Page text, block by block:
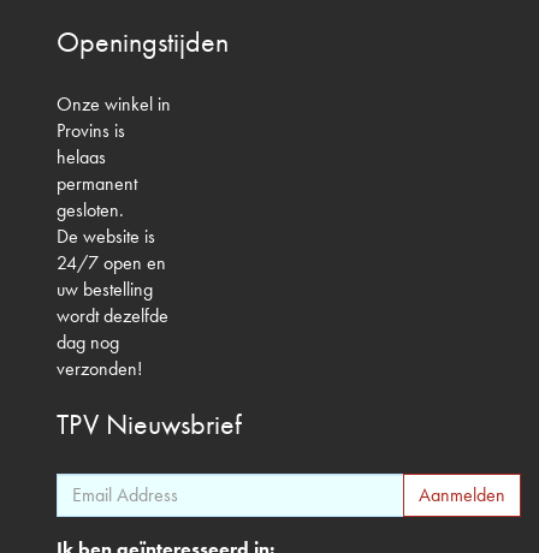
Openingstijden
Onze winkel in
Provins is
helaas
permanent
gesloten.
De website is
24/7 open en
uw bestelling
wordt dezelfde
dag nog
verzonden!
TPV Nieuwsbrief